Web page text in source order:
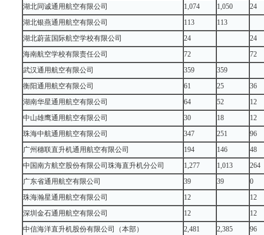
湖北同诚通用航空有限公司
1,074 1,050
24
湖北银燕通用航空有限公司
113
113
湖北蔚蓝国际航空学校有限公司
24
24
海南航空学校有限责任公司
72
72
武汉通用航空有限公司
359
359
衡阳通用航空有限公司
61 25
36
湖南华星通用航空有限公司
64 52
12
中山雄鹰通用航空有限公司
30 18
12
珠海中航通用航空有限公司
347 251
96
广州穗联直升机通用航空有限公司
194 146
48
中国南方航空股份有限公司珠海直升机分公司
1,277 1,013
264
广东省通用航空有限公司
39 39
0
珠海瀚星通用航空有限公司
12
12
深圳金石通用航空有限公司
12
12
中信海洋直升机股份有限公司（本部）
2,481 2,385 96